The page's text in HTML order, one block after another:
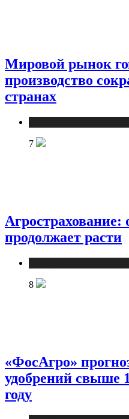
Мировой рынок
производство
странах
7
Агрострахование:
продолжает расти
8
«ФосАгро»
удобрений свыше
году